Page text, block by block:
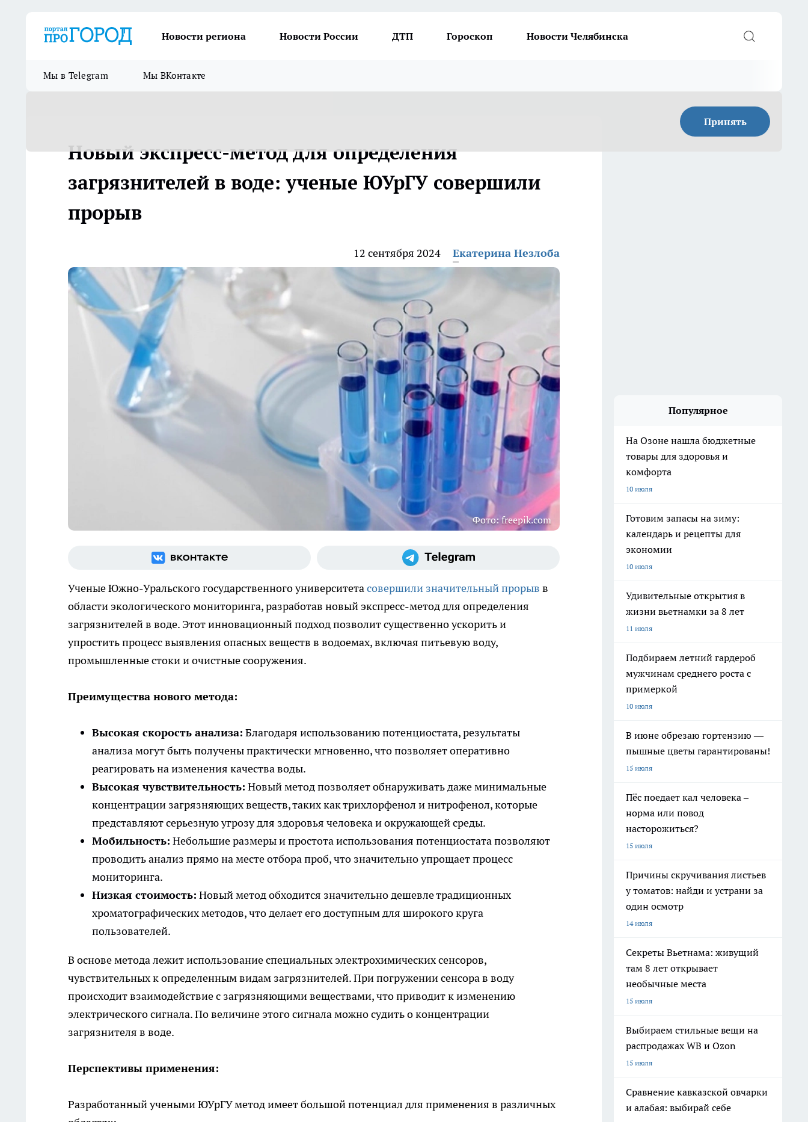
Новости региона Новости России ДТП Гороскоп Новости Челябинска
Мы в Telegram Мы ВКонтакте
Принять
Новый экспресс-метод для определения
загрязнителей в воде: ученые ЮУрГУ совершили
прорыв
12 сентября 2024 Екатерина Незлоба
Фото: freepik.com
Ученые Южно-Уральского государственного университетасовершили значительный прорыв в
области экологического мониторинга, разработав новый экспресс-метод для определения
загрязнителей в воде. Этот инновационный подход позволит существенно ускорить и
упростить процесс выявления опасных веществ в водоемах, включая питьевую воду,
промышленные стоки и очистные сооружения.
Преимущества нового метода:
Высокая скорость анализа: Благодаря использованию потенциостата, результаты
анализа могут быть получены практически мгновенно, что позволяет оперативно
реагировать на изменения качества воды.
Высокая чувствительность: Новый метод позволяет обнаруживать даже минимальные
концентрации загрязняющих веществ, таких как трихлорфенол и нитрофенол, которые
представляют серьезную угрозу для здоровья человека и окружающей среды.
Мобильность: Небольшие размеры и простота использования потенциостата позволяют
проводить анализ прямо на месте отбора проб, что значительно упрощает процесс
мониторинга.
Низкая стоимость: Новый метод обходится значительно дешевле традиционных
хроматографических методов, что делает его доступным для широкого круга
пользователей.
В основе метода лежит использование специальных электрохимических сенсоров,
чувствительных к определенным видам загрязнителей. При погружении сенсора в воду
происходит взаимодействие с загрязняющими веществами, что приводит к изменению
электрического сигнала. По величине этого сигнала можно судить о концентрации
загрязнителя в воде.
Перспективы применения:
Разработанный учеными ЮУрГУ метод имеет большой потенциал для применения в различных
Популярное
На Озоне нашла бюджетные
товары для здоровья и
комфорта
10 июля
Готовим запасы на зиму:
календарь и рецепты для
экономии
10 июля
Удивительные открытия в
жизни вьетнамки за 8 лет
11 июля
Подбираем летний гардероб
мужчинам среднего роста с
примеркой
10 июля
В июне обрезаю гортензию —
пышные цветы гарантированы!
15 июля
Пёс поедает кал человека –
норма или повод
насторожиться?
15 июля
Причины скручивания листьев
у томатов: найди и устрани за
один осмотр
14 июля
Секреты Вьетнама: живущий
там 8 лет открывает
необычные места
15 июля
Выбираем стильные вещи на
распродажах WB и Ozon
15 июля
Сравнение кавказской овчарки
и алабая: выбирай себе